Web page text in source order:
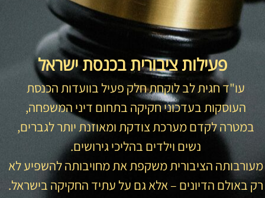
פעילות ציבורית בכנסת ישראל
עו"ד חגית לב לוקחת חלק פעיל בוועדות הכנסת
העוסקות בעדכוני חקיקה בתחום דיני המשפחה,
במטרה לקדם מערכת צודקת ומאוזנת יותר לגברים,
נשים וילדים בהליכי גירושים.
מעורבותה הציבורית משקפת את מחויבותה להשפיע לא
רק באולם הדיונים – אלא גם על עתיד החקיקה בישראל.